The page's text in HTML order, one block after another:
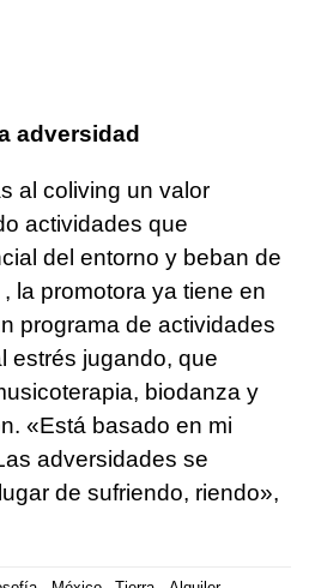
adversidad
al coliving un valor
actividades que
del entorno y beban de
la promotora ya tiene en
programa de actividades
estrés jugando, que
biodanza y
«Está basado en mi
adversidades se
de sufriendo, riendo»,